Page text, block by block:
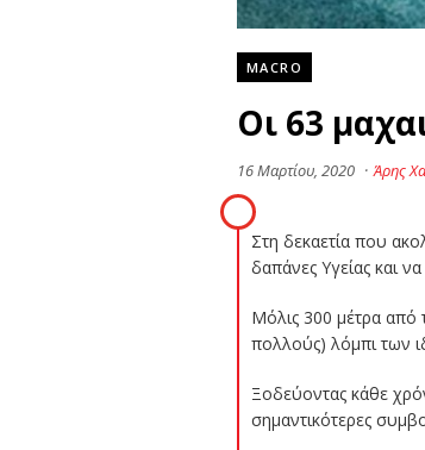
MACRO
Οι 63
16 Μαρτίου, 2020 · Άρης
Στη δεκαετία που
δαπάνες Υγείας και
Μόλις 300 μέτρα από
πολλούς) λόμπι των
Ξοδεύοντας κάθε
σημαντικότερες